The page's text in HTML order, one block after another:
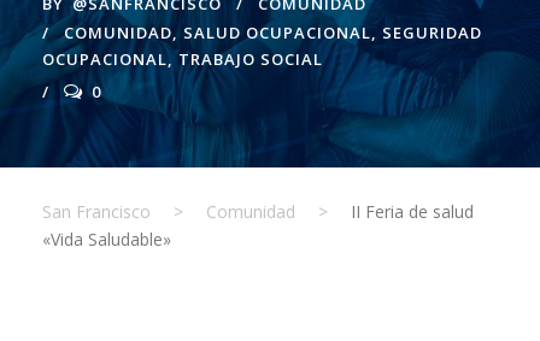
COMUNIDAD, SALUD OCUPACIONAL, SEGURIDAD
OCUPACIONAL, TRABAJO SOCIAL
0
San Francisco > Comunidad >
II Feria de salud
«Vida Saludable»